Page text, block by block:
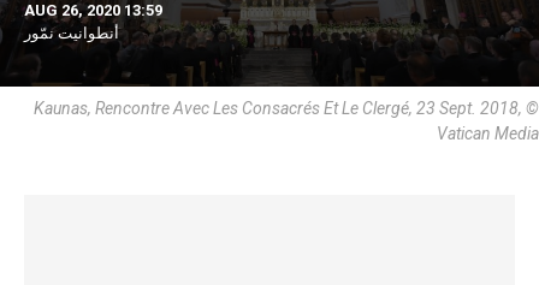
AUG 26, 2020 13:59
أنطوانيت نمّور
Kaunas, Rencontre Avec Les Consacrés Et Le Clergé, 23 Sept. 2018, ©
Vatican Media